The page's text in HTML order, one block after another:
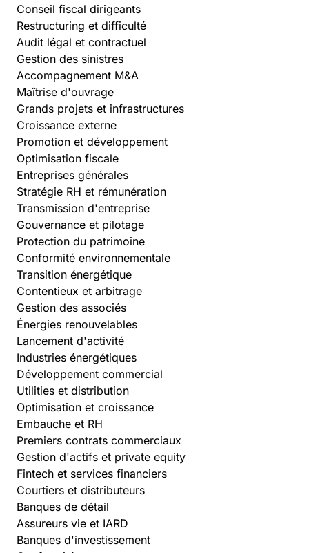
Conseil fiscal dirigeants
Restructuring et difficulté
Audit légal et contractuel
Gestion des sinistres
Accompagnement M&A
Maîtrise d'ouvrage
Grands projets et infrastructures
Croissance externe
Promotion et développement
Optimisation fiscale
Entreprises générales
Stratégie RH et rémunération
Transmission d'entreprise
Gouvernance et pilotage
Protection du patrimoine
Conformité environnementale
Transition énergétique
Contentieux et arbitrage
Gestion des associés
Énergies renouvelables
Lancement d'activité
Industries énergétiques
Développement commercial
Utilities et distribution
Optimisation et croissance
Embauche et RH
Premiers contrats commerciaux
Gestion d'actifs et private equity
Fintech et services financiers
Courtiers et distributeurs
Banques de détail
Assureurs vie et IARD
Banques d'investissement